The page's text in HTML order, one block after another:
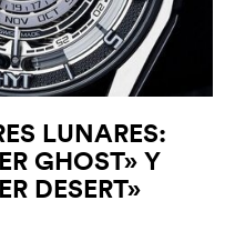
LUNARES:
GHOST» Y
DESERT»